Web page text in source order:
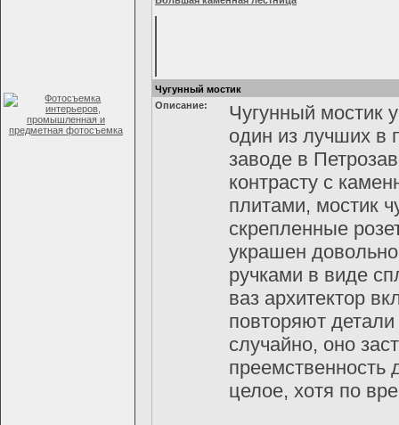
Чугунный мостик
Описание:
Чугунный мостик
один из лучших в
заводе в
контрасту с
плитами, мостик
скрепленные
украшен
ручками в виде
ваз архитектор
повторяют
случайно, оно
преемственность
целое, хотя по